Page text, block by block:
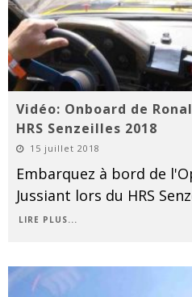
Vidéo: Onboard de
HRS Senzeilles 2018
15 juillet 2018
Embarquez à bord de
Jussiant lors du HRS
LIRE PLUS...